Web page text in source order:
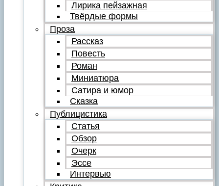
Лирика пейзажная
Твёрдые формы
Проза
Рассказ
Повесть
Роман
Миниатюра
Сатира и юмор
Сказка
Публицистика
Статья
Обзор
Очерк
Эссе
Интервью